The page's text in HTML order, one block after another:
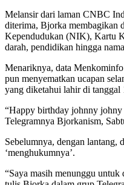
Melansir dari laman CNBC
diterima, Bjorka membagikan
Kependudukan (NIK), Kartu
darah, pendidikan hingga
Menariknya, data
pun menyematkan ucapan
yang diketahui lahir di tanggal
“Happy birthday johnny johny
Telegramnya Bjorkanism,
Sebelumnya, dengan lantang,
‘menghukumnya’.
“Saya masih menunggu untuk